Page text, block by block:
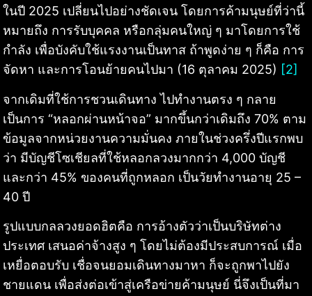
ในปี 2025 เปลี่ยนไปอย่างชัดเจน โดยการค้ามนุษย์ที่ว่านี้
หมายถึง การรับบุคคล หรือกลุ่มคนใหญ่ ๆ มาโดยการใช้
กำลัง เพื่อบังคับใช้แรงงานเป็นทาส ถ้าพูดง่าย ๆ ก็คือ การ
จัดหา และการโอนย้ายคนไปมา (16 ตุลาคม 2025) [2]
จากเดิมที่ใช้การชวนเดินทาง ไปทำงานตรง ๆ กลาย
เป็นการ “หลอกผ่านหน้าจอ” มากขึ้นกว่าเดิมถึง 70% ตาม
ข้อมูลจากหน่วยงานความมั่นคง ภายในช่วงครึ่งปีแรกพบ
ว่า มีบัญชีโซเชียลที่ใช้หลอกลวงมากกว่า 4,000 บัญชี
และกว่า 45% ของคนที่ถูกหลอก เป็นวัยทำงานอายุ 25 –
40 ปี
รูปแบบกลลวงยอดฮิตคือ การอ้างตัวว่าเป็นบริษัทต่าง
ประเทศ เสนอค่าจ้างสูง ๆ โดยไม่ต้องมีประสบการณ์ เมื่อ
เหยื่อตอบรับ เชื่อจนยอมเดินทางมาหา ก็จะถูกพาไปยัง
ชายแดน เพื่อส่งต่อเข้าสู่เครือข่ายค้ามนุษย์ นี่จึงเป็นที่มา